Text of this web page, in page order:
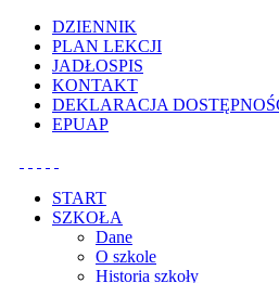
witryna
zawiera
system
dostępności.
DZIENNIK
PLAN LEKCJI
JADŁOSPIS
KONTAKT
DEKLARACJA
EPUAP
START
SZKOŁA
Dane
O szkole
Historia szkoły